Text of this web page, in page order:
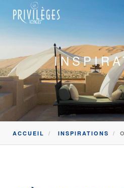
DEVIS 100%
+33 1 47
ACCUEIL INSPIRATIONS